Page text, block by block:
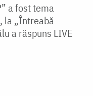
a fost tema
la „Întreabă
a răspuns LIVE